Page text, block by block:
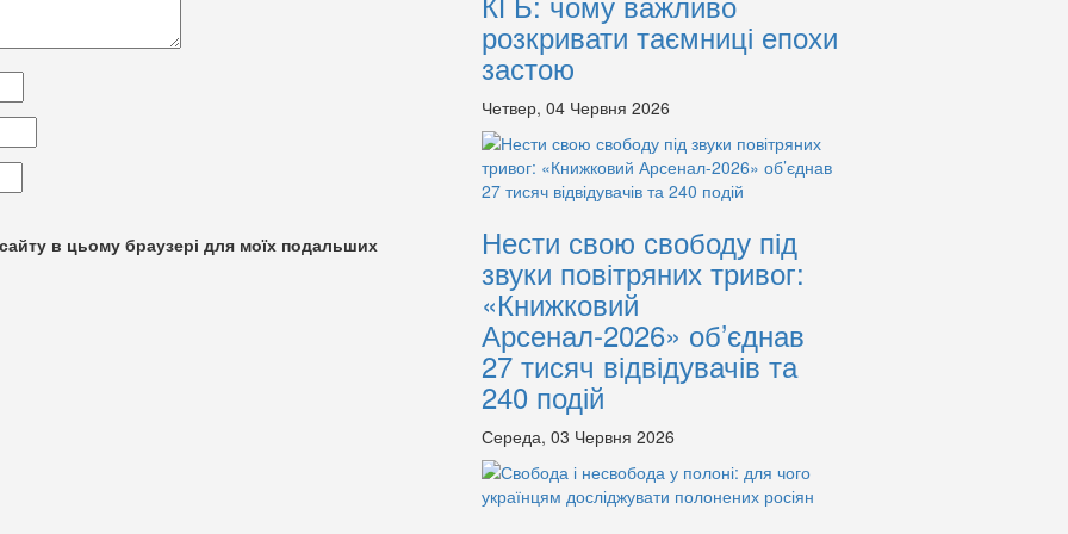
в цьому браузері для моїх подальших
розкривати таємниці епохи
застою
Четвер, 04 Червня 2026
Нести свою свободу під
звуки повітряних тривог:
«Книжковий
Арсенал-2026» об’єднав
27 тисяч відвідувачів та
240 подій
Середа, 03 Червня 2026